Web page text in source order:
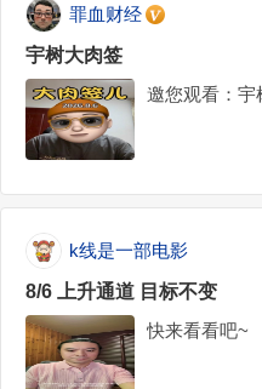
罪血财经
宇树大肉签
邀您观看：宇
k线是一部电影
8/6 上升通道 目标不变
快来看看吧~